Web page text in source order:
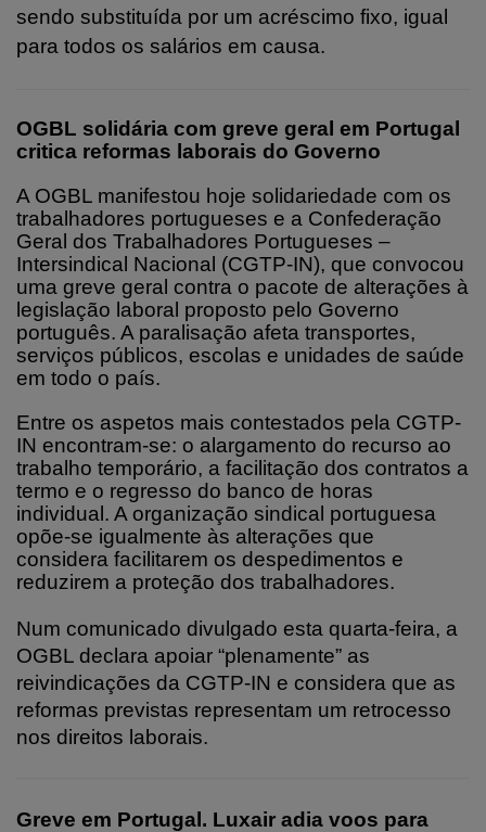
sendo substituída por um acréscimo fixo, igual
para todos os salários em causa.
OGBL solidária com greve geral em Portugal
critica reformas laborais do Governo
A OGBL manifestou hoje solidariedade com os
trabalhadores portugueses e a Confederação
Geral dos Trabalhadores Portugueses –
Intersindical Nacional (CGTP-IN), que convocou
uma greve geral contra o pacote de alterações à
legislação laboral proposto pelo Governo
português. A paralisação afeta transportes,
serviços públicos, escolas e unidades de saúde
em todo o país.
Entre os aspetos mais contestados pela CGTP-
IN encontram-se: o alargamento do recurso ao
trabalho temporário, a facilitação dos contratos a
termo e o regresso do banco de horas
individual. A organização sindical portuguesa
opõe-se igualmente às alterações que
considera facilitarem os despedimentos e
reduzirem a proteção dos trabalhadores.
Num comunicado divulgado esta quarta-feira, a
OGBL declara apoiar “plenamente” as
reivindicações da CGTP-IN e considera que as
reformas previstas representam um retrocesso
nos direitos laborais.
Greve em Portugal. Luxair adia voos para